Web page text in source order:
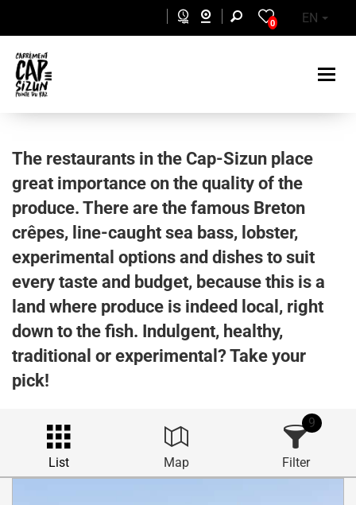
0 EN
The restaurants in the Cap-Sizun place
great importance on the quality of the
produce. There are the famous Breton
crêpes, line-caught sea bass, lobster,
experimental options and dishes to suit
every taste and budget, because this is a
land where produce is indeed local, right
down to the fish. Indulgent, healthy,
traditional or experimental? Take your
pick!
List Map Filter
9